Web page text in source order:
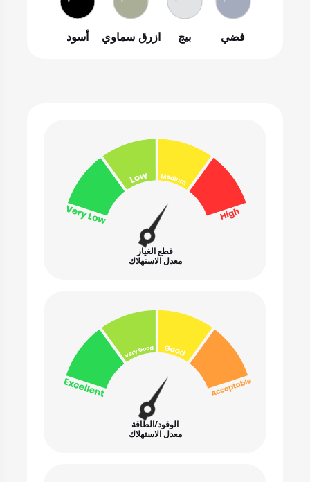
فضي بيج ازرق سماوي أسود
قطع الغيار
معدل الاستهلاك
الوقود/الطاقة
معدل الاستهلاك